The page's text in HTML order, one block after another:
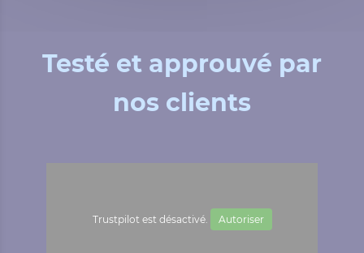
Testé et approuvé par
nos clients
Trustpilot est désactivé. Autoriser